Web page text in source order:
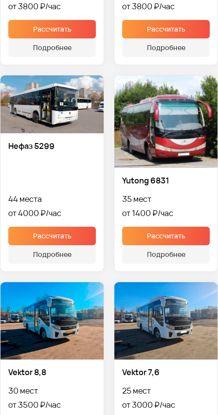
от 3800 ₽
Рассчитать
Подробнее
от 3800 ₽
Рассчитать
Подробнее
Нефаз 5299
44 места
от 4000 ₽
Рассчитать
Подробнее
Yutong 6831
35 мест
от 1400 ₽
Рассчитать
Подробнее
Vektor 8,8
30 мест
от 3500 ₽
Vektor 7,6
25 мест
от 3000 ₽